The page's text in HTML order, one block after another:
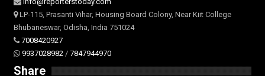
LP-115, Prasanti Vihar, Housing Board Colony, Near Kiit College
Bhubaneswar, Odisha, India 751024
7008420927
9937028982 / 7847944970
Share